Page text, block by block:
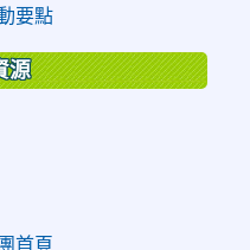
要點
源
首頁